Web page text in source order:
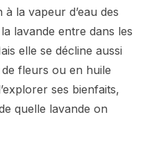
la vapeur d’eau des
lavande entre dans les
elle se décline aussi
fleurs ou en huile
ses bienfaits,
quelle lavande on